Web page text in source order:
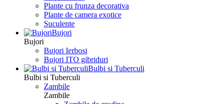
Plante cu frunza decorativa
Plante de camera exotice
Suculente
Bujori
Bujori
Bujori Ierbosi
Bujori ITO gibriduri
Bulbi si Tuberculi
Bulbi si Tuberculi
Zambile
Zambile